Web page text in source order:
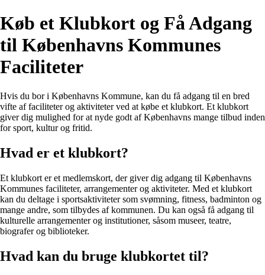
Køb et Klubkort og Få Adgang
til Københavns Kommunes
Faciliteter
Hvis du bor i Københavns Kommune, kan du få adgang til en bred
vifte af faciliteter og aktiviteter ved at købe et klubkort. Et klubkort
giver dig mulighed for at nyde godt af Københavns mange tilbud inden
for sport, kultur og fritid.
Hvad er et klubkort?
Et klubkort er et medlemskort, der giver dig adgang til Københavns
Kommunes faciliteter, arrangementer og aktiviteter. Med et klubkort
kan du deltage i sportsaktiviteter som svømning, fitness, badminton og
mange andre, som tilbydes af kommunen. Du kan også få adgang til
kulturelle arrangementer og institutioner, såsom museer, teatre,
biografer og biblioteker.
Hvad kan du bruge klubkortet til?